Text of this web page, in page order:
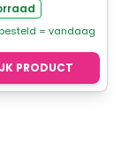
besteld = vandaag
PRODUCT